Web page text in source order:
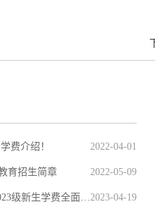
2022-04-01
费介绍！
2022-05-09
育招生简章
2023-04-19
新生学费全面上调